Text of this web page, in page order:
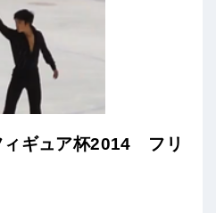
ギュア杯2014 フリ